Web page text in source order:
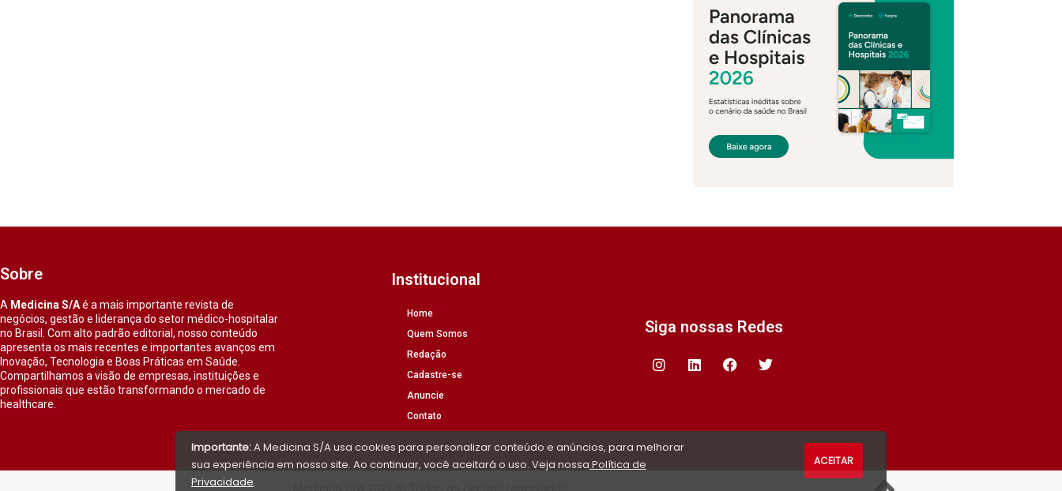
Sobre
A Medicina S/Aé a mais importante revista de
negócios, gestão e liderança do setor médico-hospitalar
no Brasil. Com alto padrão editorial, nosso conteúdo
apresenta os mais recentes e importantes avanços em
Inovação, Tecnologia e Boas Práticas em Saúde.
Compartilhamos a visão de empresas, instituições e
profissionais que estão transformando o mercado de
healthcare.
Institucional
Home
Quem Somos
Redação
Cadastre-se
Anuncie
Contato
Siga nossas Redes
Importante:A Medicina S/A usa cookies para personalizar conteúdo e anúncios, para melhorar
sua experiência em nosso site. Ao continuar, você aceitará o uso. Veja nossa Política de
Privacidade.
ACEITAR